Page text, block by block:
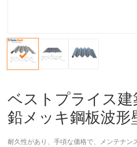
ベストプライス建
鉛メッキ鋼板波形
耐久性があり、手頃な価格で、メンテナン